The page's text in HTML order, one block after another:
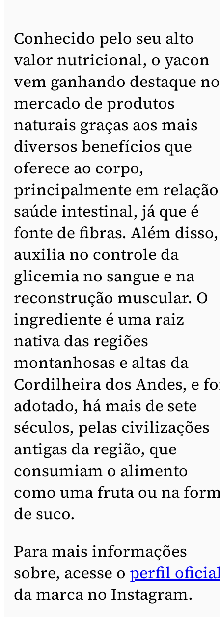
Conhecido pelo seu alto
valor nutricional, o yacon
vem ganhando destaque no
mercado de produtos
naturais graças aos mais
diversos benefícios que
oferece ao corpo,
principalmente em
saúde intestinal, já que é
fonte de fibras. Além disso,
auxilia no controle da
glicemia no sangue e na
reconstrução muscular. O
ingrediente é uma raiz
nativa das regiões
montanhosas e altas da
Cordilheira dos Andes, e
adotado, há mais de sete
séculos, pelas civilizações
antigas da região, que
consumiam o alimento
como uma fruta ou na
de suco.
Para mais informações
sobre, acesse o perfil
da marca no Instagram.